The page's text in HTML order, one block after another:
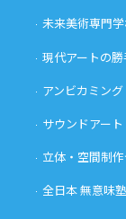
未来美術専門
現代アートの勝
アンビカミン
サウンドアー
立体・空間制
全日本 無意味